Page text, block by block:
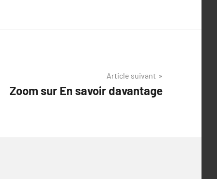
Article suivant
Zoom sur En savoir davantage